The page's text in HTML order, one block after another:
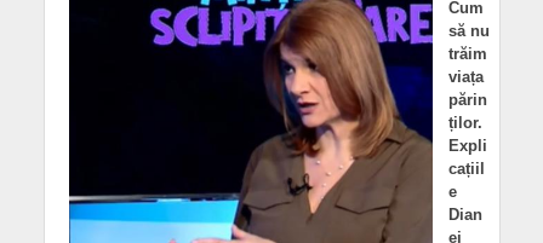
Cum
să nu
trăim
viața
părin
ților.
Expli
cațiil
e
Dian
ei